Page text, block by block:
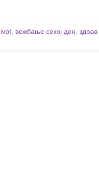
вежбање секој ден здрав